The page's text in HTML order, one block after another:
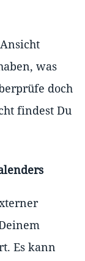
was
doch
findest Du
Es kann